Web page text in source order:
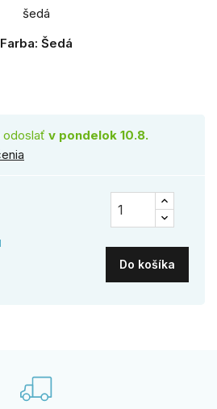
šedá
Farba: Šedá
odoslať v pondelok 10.8.
Do košíka